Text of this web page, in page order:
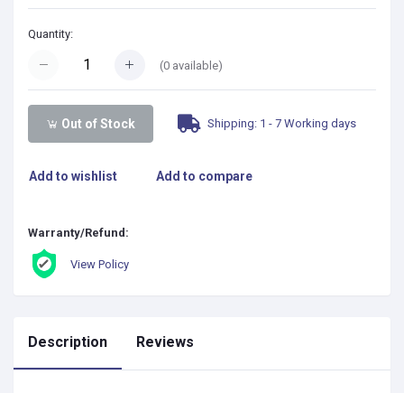
Quantity:
(0 available)
Out of Stock Shipping: 1 - 7 Working days
Add to wishlist Add to compare
Warranty/Refund:
View Policy
Description Reviews